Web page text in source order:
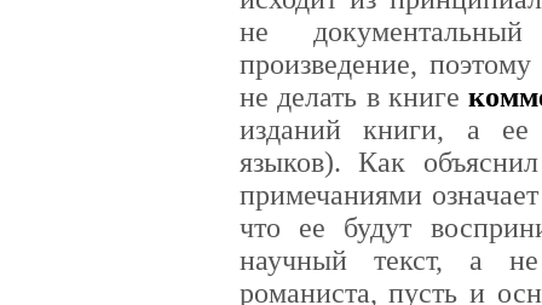
не
произведение,
не делать в книге
изданий книги, а ее
языков). Как
примечаниями
что ее будут
научный текст, а
романиста, пусть и